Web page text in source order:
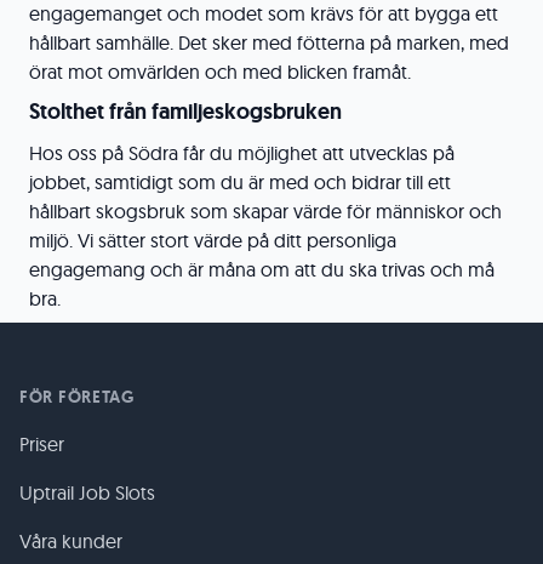
engagemanget och modet som krävs för att bygga ett
hållbart samhälle. Det sker med fötterna på marken, med
örat mot omvärlden och med blicken framåt.
Stolthet från familjeskogsbruken
Hos oss på Södra får du möjlighet att utvecklas på
jobbet, samtidigt som du är med och bidrar till ett
hållbart skogsbruk som skapar värde för människor och
miljö. Vi sätter stort värde på ditt personliga
engagemang och är måna om att du ska trivas och må
bra.
FÖR FÖRETAG
Priser
Uptrail Job Slots
Våra kunder